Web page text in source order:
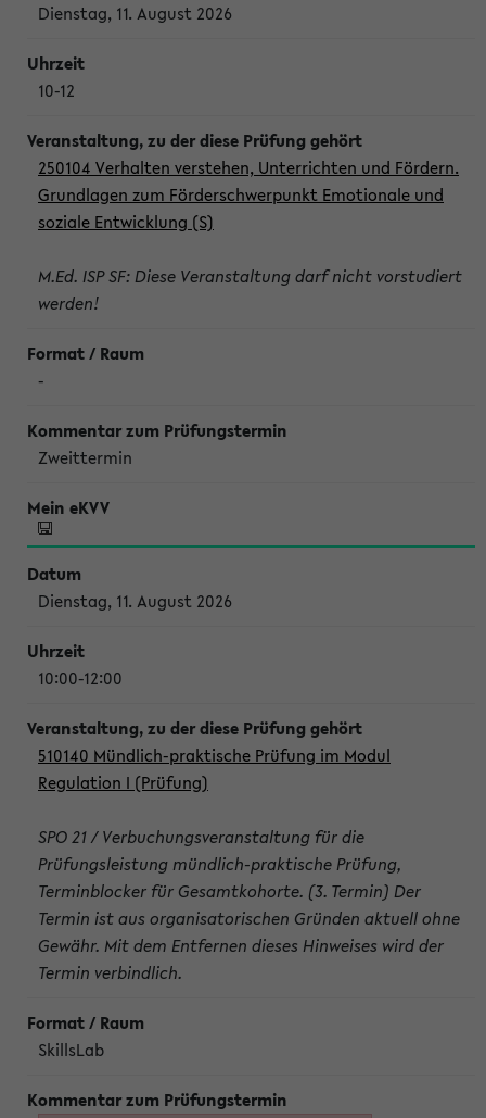
Dienstag, 11. August 2026
10-12
250104 Verhalten verstehen, Unterrichten und Fördern.
Grundlagen zum Förderschwerpunkt Emotionale und
soziale Entwicklung (S)
M.Ed. ISP SF: Diese Veranstaltung darf nicht vorstudiert
werden!
-
Zweittermin
Dienstag, 11. August 2026
10:00-12:00
510140 Mündlich-praktische Prüfung im Modul
Regulation I (Prüfung)
SPO 21 / Verbuchungsveranstaltung für die
Prüfungsleistung mündlich-praktische Prüfung,
Terminblocker für Gesamtkohorte. (3. Termin) Der
Termin ist aus organisatorischen Gründen aktuell ohne
Gewähr. Mit dem Entfernen dieses Hinweises wird der
Termin verbindlich.
SkillsLab